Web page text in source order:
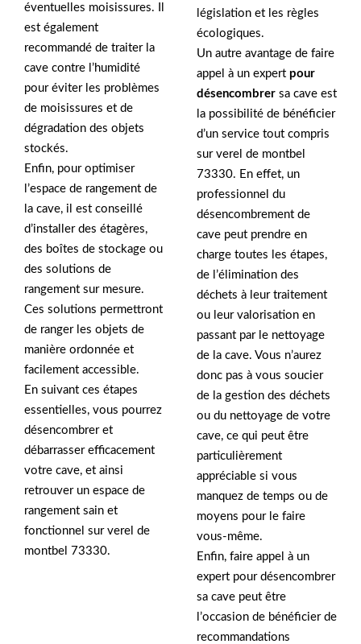
éventuelles moisissures. Il
est également
recommandé de traiter la
cave contre l’humidité
pour éviter les problèmes
de moisissures et de
dégradation des objets
stockés.
Enfin, pour optimiser
l’espace de rangement de
la cave, il est conseillé
d’installer des étagères,
des boîtes de stockage ou
des solutions de
rangement sur mesure.
Ces solutions permettront
de ranger les objets de
manière ordonnée et
facilement accessible.
En suivant ces étapes
essentielles, vous pourrez
désencombrer et
débarrasser efficacement
votre cave, et ainsi
retrouver un espace de
rangement sain et
fonctionnel sur verel de
montbel 73330.
législation et les règles
écologiques.
Un autre avantage de faire
appel à un expert pour
désencombrer sa cave est
la possibilité de bénéficier
d’un service tout compris
sur verel de montbel
73330. En effet, un
professionnel du
désencombrement de
cave peut prendre en
charge toutes les étapes,
de l’élimination des
déchets à leur traitement
ou leur valorisation en
passant par le nettoyage
de la cave. Vous n’aurez
donc pas à vous soucier
de la gestion des déchets
ou du nettoyage de votre
cave, ce qui peut être
particulièrement
appréciable si vous
manquez de temps ou de
moyens pour le faire
vous-même.
Enfin, faire appel à un
expert pour désencombrer
sa cave peut être
l’occasion de bénéficier de
recommandations